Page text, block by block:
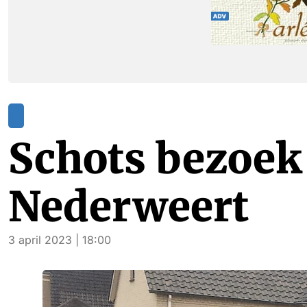
Schots
Nederweert
3 april 2023 | 18:00